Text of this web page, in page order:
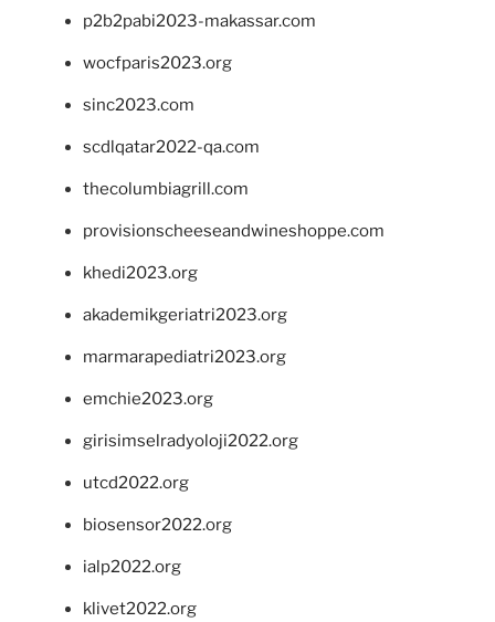
p2b2pabi2023-makassar.com
wocfparis2023.org
sinc2023.com
scdlqatar2022-qa.com
thecolumbiagrill.com
provisionscheeseandwineshoppe.com
khedi2023.org
akademikgeriatri2023.org
marmarapediatri2023.org
emchie2023.org
girisimselradyoloji2022.org
utcd2022.org
biosensor2022.org
ialp2022.org
klivet2022.org